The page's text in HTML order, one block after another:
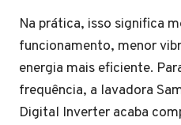
Na prática, isso significa
funcionamento, menor
energia mais eficiente.
frequência, a lavadora
Digital Inverter acaba